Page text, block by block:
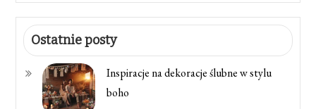
Ostatnie posty
Inspiracje na dekoracje ślubne w stylu
boho